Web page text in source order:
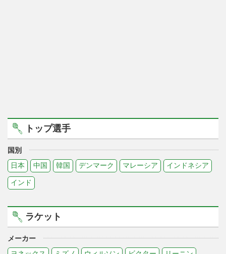
トップ選手
国別
日本
中国 韓国 デンマーク マレーシア インドネシア
インド
ラケット
メーカー